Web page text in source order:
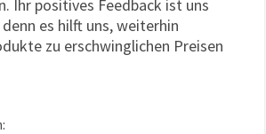
Ihr positives Feedback ist uns
es hilft uns, weiterhin
zu erschwinglichen Preisen